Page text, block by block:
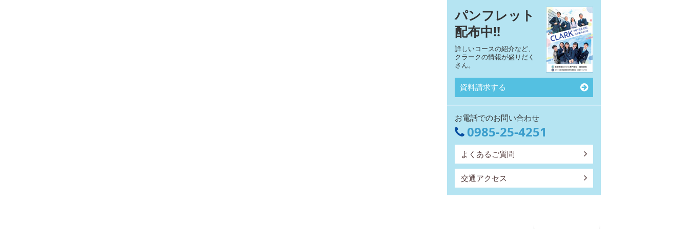
パンフレット
配布中!!
詳しいコースの紹介など、
クラークの情報が盛りだく
さん。
資料請求する
お電話でのお問い合わせ
0985-25-4251
よくあるご質問
交通アクセス